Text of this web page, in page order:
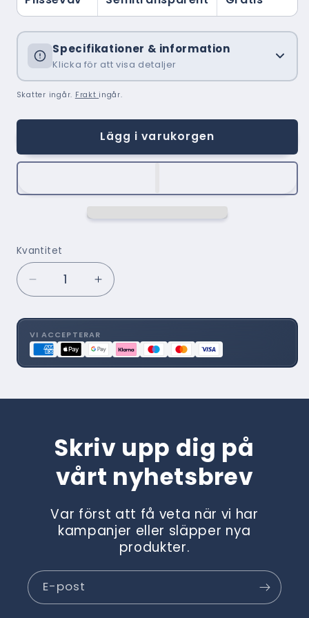
Specifikationer & information
Klicka för att visa detaljer
Skatter ingår. Fraktingår.
Lägg i varukorgen
Kvantitet
Minska
kvantitet
för
Palermo
20
-
Öka
kvantitet
för
Palermo
20
-
VI ACCEPTERAR
Skriv upp dig på
vårt nyhetsbrev
Var först att få veta när vi har
kampanjer eller släpper nya
produkter.
E-post